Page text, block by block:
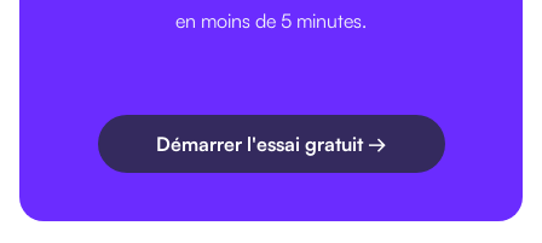
en moins de 5 minutes.
Démarrer l'essai gratuit →